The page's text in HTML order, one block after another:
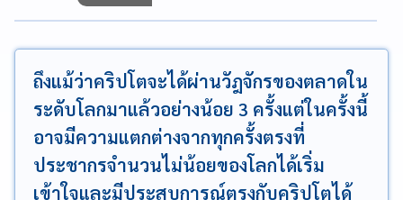
ถึงแม้ว่าคริปโตจะได้ผ่านวัฎจักรของตลาดใน
ระดับโลกมาแล้วอย่างน้อย 3 ครั้งแต่ในครั้งนี้
อาจมีความแตกต่างจากทุกครั้งตรงที่
ประชากรจำนวนไม่น้อยของโลกได้เริ่ม
เข้าใจและมีประสบการณ์ตรงกับคริปโตได้